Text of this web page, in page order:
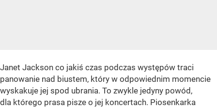
Janet Jackson co jakiś czas podczas występów traci
panowanie nad biustem, który w odpowiednim momencie
wyskakuje jej spod ubrania. To zwykle jedyny powód,
dla którego prasa pisze o jej koncertach. Piosenkarka